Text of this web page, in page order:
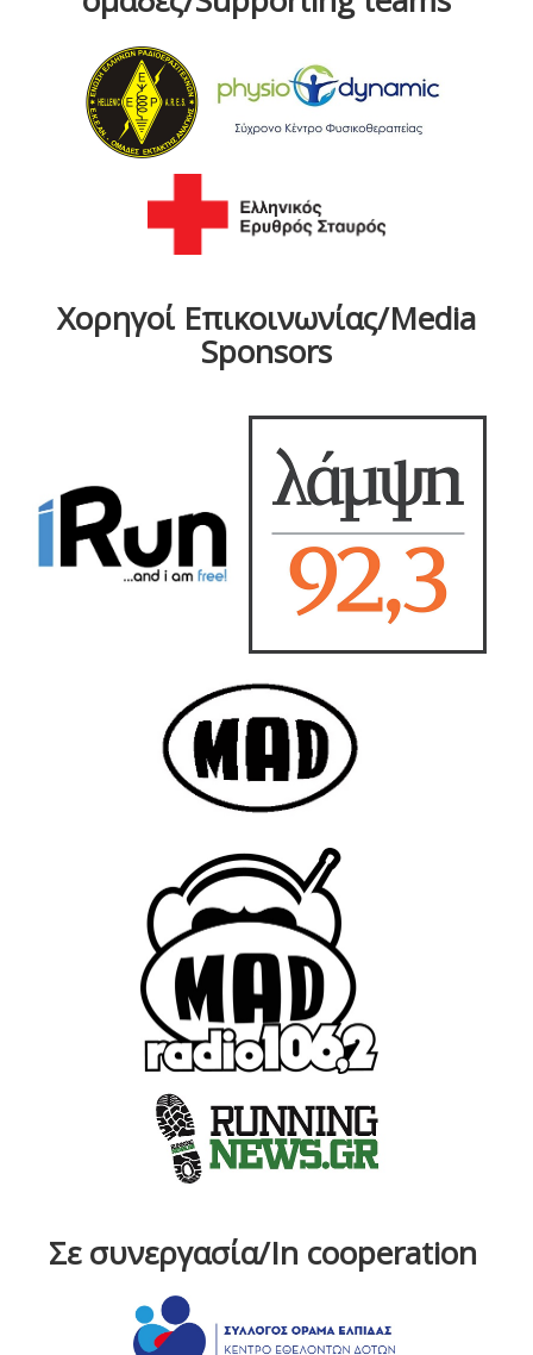
Χορηγοί Επικοινωνίας/Media
Sponsors
Σε συνεργασία/In cooperation